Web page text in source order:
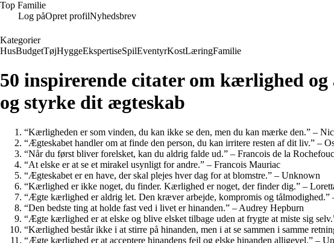
Top Familie
Log påOpret profilNyhedsbrev
Kategorier
HusBudgetTøjHyggeEkspertiseSpilEventyrKostLæringFamilie
50 inspirerende citater om kærlighed
og styrke dit ægteskab
“Kærligheden er som vinden, du kan ikke se den, men du kan mærke den.” –
“Ægteskabet handler om at finde den person, du kan irritere resten af dit liv.” –
“Når du først bliver forelsket, kan du aldrig falde ud.” – Francois de la
“At elske er at se et mirakel usynligt for andre.” – Francois Mauriac
“Ægteskabet er en have, der skal plejes hver dag for at blomstre.” – Unknown
“Kærlighed er ikke noget, du finder. Kærlighed er noget, der finder dig.” –
“Ægte kærlighed er aldrig let. Den kræver arbejde, kompromis og tålmodighed.”
“Den bedste ting at holde fast ved i livet er hinanden.” – Audrey Hepburn
“Ægte kærlighed er at elske og blive elsket tilbage uden at frygte at miste sig
“Kærlighed består ikke i at stirre på hinanden, men i at se sammen i samme
“Ægte kærlighed er at acceptere hinandens fejl og elske hinanden alligevel.” –